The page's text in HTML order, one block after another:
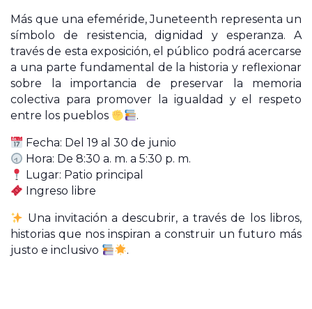
Más que una efeméride, Juneteenth representa un
símbolo de resistencia, dignidad y esperanza. A
través de esta exposición, el público podrá acercarse
a una parte fundamental de la historia y reflexionar
sobre la importancia de preservar la memoria
colectiva para promover la igualdad y el respeto
entre los pueblos
.
Fecha: Del 19 al 30 de junio
Hora: De 8:30 a. m. a 5:30 p. m.
Lugar: Patio principal
Ingreso libre
Una invitación a descubrir, a través de los libros,
historias que nos inspiran a construir un futuro más
justo e inclusivo
.